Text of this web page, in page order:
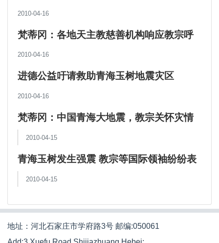
2010-04-16
梵蒂冈：各地天主教慈善机构响应教宗呼
2010-04-16
进德公益吁请救助青海玉树地震灾区
2010-04-16
梵蒂冈：中国青海大地震，教宗关怀灾情
并为灾民呼吁
2010-04-15
青海玉树发生强震 教宗等国际领袖纷纷表
示慰问
2010-04-15
地址：河北石家庄市学府路3号 邮编:050061